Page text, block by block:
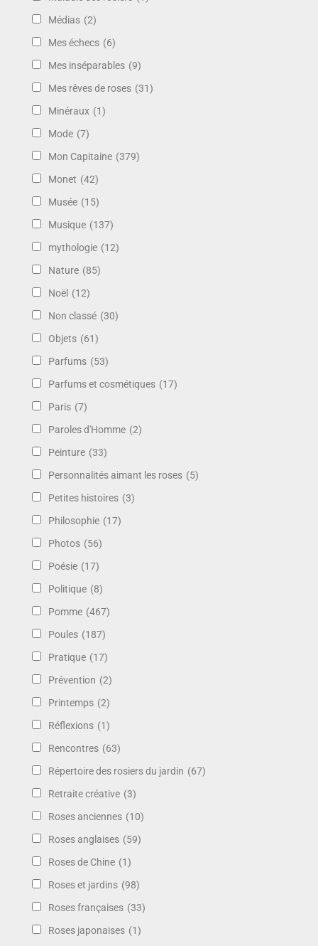
Médias (2)
Mes échecs (6)
Mes inséparables (9)
Mes rêves de roses (31)
Minéraux (1)
Mode (7)
Mon Capitaine (379)
Monet (42)
Musée (15)
Musique (137)
mythologie (12)
Nature (85)
Noël (12)
Non classé (30)
Objets (61)
Parfums (53)
Parfums et cosmétiques (17)
Paris (7)
Paroles d'Homme (2)
Peinture (33)
Personnalités aimant les roses (5)
Petites histoires (3)
Philosophie (17)
Photos (56)
Poésie (17)
Politique (8)
Pomme (467)
Poules (187)
Pratique (17)
Prévention (2)
Printemps (2)
Réflexions (1)
Rencontres (63)
Répertoire des rosiers du jardin (67)
Retraite créative (3)
Roses anciennes (10)
Roses anglaises (59)
Roses de Chine (1)
Roses et jardins (98)
Roses françaises (33)
Roses japonaises (1)